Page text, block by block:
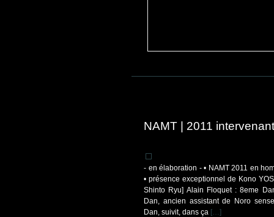
NAMT | 2011
- en élaboration - • NAMT 2011 en
• présence exceptionnel de Kono
Shinto Ryu] Alain Floquet : 8eme
Dan, ancien assistant de Noro
Dan, suivit, dans ça […]